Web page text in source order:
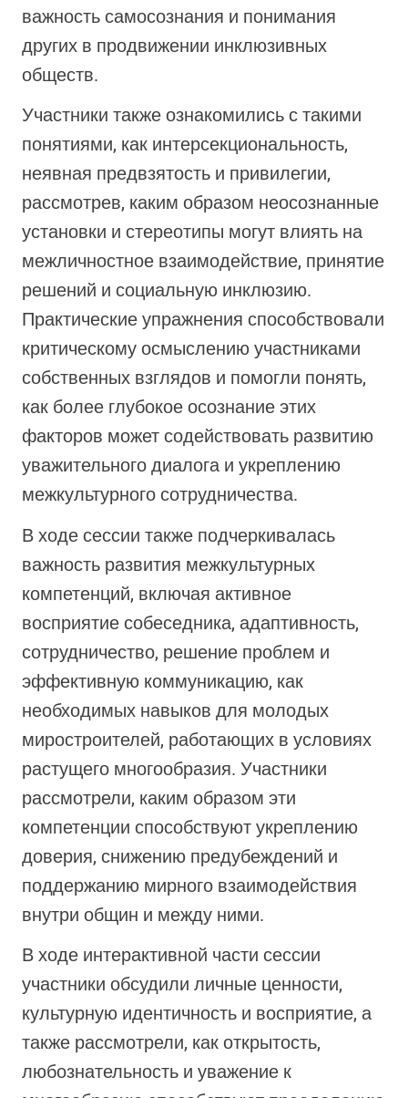
важность самосознания и понимания
других в продвижении инклюзивных
обществ.
Участники также ознакомились с такими
понятиями, как интерсекциональность,
неявная предвзятость и привилегии,
рассмотрев, каким образом неосознанные
установки и стереотипы могут влиять на
межличностное взаимодействие, принятие
решений и социальную инклюзию.
Практические упражнения способствовали
критическому осмыслению участниками
собственных взглядов и помогли понять,
как более глубокое осознание этих
факторов может содействовать развитию
уважительного диалога и укреплению
межкультурного сотрудничества.
В ходе сессии также подчеркивалась
важность развития межкультурных
компетенций, включая активное
восприятие собеседника, адаптивность,
сотрудничество, решение проблем и
эффективную коммуникацию, как
необходимых навыков для молодых
миростроителей, работающих в условиях
растущего многообразия. Участники
рассмотрели, каким образом эти
компетенции способствуют укреплению
доверия, снижению предубеждений и
поддержанию мирного взаимодействия
внутри общин и между ними.
В ходе интерактивной части сессии
участники обсудили личные ценности,
культурную идентичность и восприятие, а
также рассмотрели, как открытость,
любознательность и уважение к